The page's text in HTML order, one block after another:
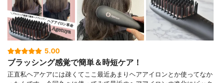
5.00
ブラッシング感覚で簡単＆時短ケア！
正直私ヘアケアには疎くてここ最近あまりヘアアイロンとか使ってなか